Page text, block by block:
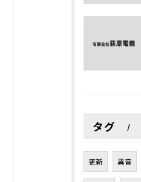
タグ
更新 異音